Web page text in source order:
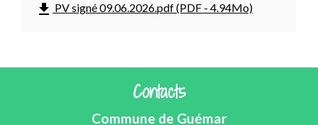
file_download PV signé 09.06.2026.pdf (PDF - 4.94Mo)
Contacts
Commune de Guémar